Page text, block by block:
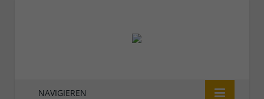
NAVIGIEREN